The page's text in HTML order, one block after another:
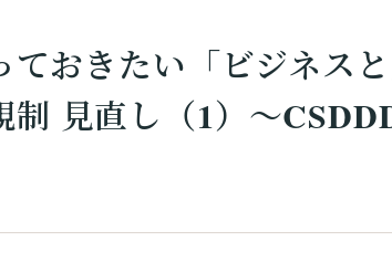
おきたい「ビジネス
制 見直し（1）～